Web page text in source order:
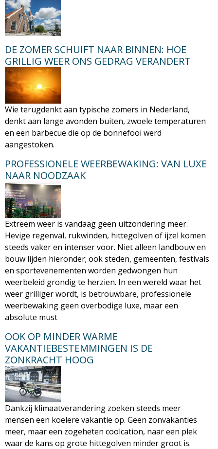
n
e
DE ZOMER SCHUIFT NAAR BINNEN: HOE
GRILLIG WEER ONS GEDRAG VERANDERT
Wie terugdenkt aan typische zomers in Nederland,
denkt aan lange avonden buiten, zwoele temperaturen
en een barbecue die op de bonnefooi werd
aangestoken.
PROFESSIONELE WEERBEWAKING: VAN LUXE
NAAR NOODZAAK
Extreem weer is vandaag geen uitzondering meer.
Hevige regenval, rukwinden, hittegolven of ijzel komen
steeds vaker en intenser voor. Niet alleen landbouw en
bouw lijden hieronder; ook steden, gemeenten, festivals
en sportevenementen worden gedwongen hun
weerbeleid grondig te herzien. In een wereld waar het
weer grilliger wordt, is betrouwbare, professionele
weerbewaking geen overbodige luxe, maar een
absolute must
OOK OP MINDER WARME
VAKANTIEBESTEMMINGEN IS DE
ZONKRACHT HOOG
Dankzij klimaatverandering zoeken steeds meer
mensen een koelere vakantie op. Geen zonvakanties
meer, maar een zogeheten coolcation, naar een plek
waar de kans op grote hittegolven minder groot is.